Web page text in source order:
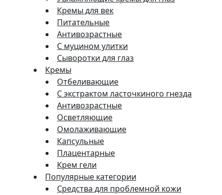
Кремы для век
Питательные
Антивозрастные
С муцином улитки
Сыворотки для глаз
Кремы
Отбеливающие
С экстрактом ласточкиного гнезда
Антивозрастные
Осветляющие
Омолаживающие
Капсульные
Плацентарные
Крем гели
Популярные категории
Средства для проблемной кожи